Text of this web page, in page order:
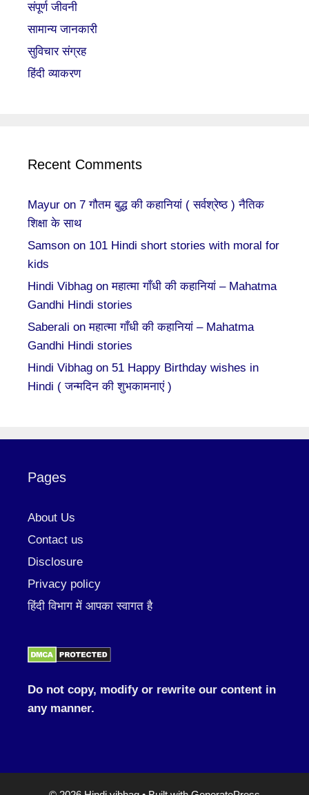
संपूर्ण जीवनी
सामान्य जानकारी
सुविचार संग्रह
हिंदी व्याकरण
Recent Comments
Mayur on 7 गौतम बुद्ध की कहानियां ( सर्वश्रेष्ठ ) नैतिक
शिक्षा के साथ
Samson on 101 Hindi short stories with moral for
kids
Hindi Vibhag onमहात्मा गाँधी की कहानियां – Mahatma
Gandhi Hindi stories
Saberali onमहात्मा गाँधी की कहानियां – Mahatma
Gandhi Hindi stories
Hindi Vibhag on 51 Happy Birthday wishes in
Hindi ( जन्मदिन की शुभकामनाएं )
Pages
About Us
Contact us
Disclosure
Privacy policy
हिंदी विभाग में आपका स्वागत है
Do not copy, modify or rewrite our content in
any manner.